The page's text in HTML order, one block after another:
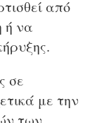
από
ή να
σε
με την